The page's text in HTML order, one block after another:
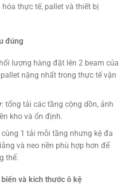
thực tế, pallet và thiết bị
đúng
lượng hàng đặt lên 2 beam của
nặng nhất trong thực tế vận
: tổng tải các tầng cộng dồn, ảnh
kho và ổn định.
cùng 1 tải mỗi tầng nhưng kệ đa
và neo nền phù hợp hơn để
thể.
và kích thước ô kệ